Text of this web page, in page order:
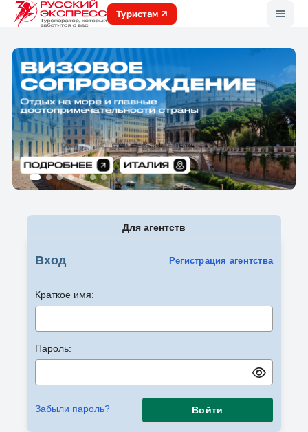
Туристам
Для агентств
Вход Регистрация агентства
Краткое имя:
Пароль:
Забыли пароль? Войти